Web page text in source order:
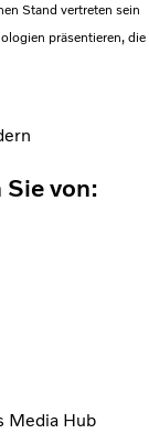
Stand vertreten sein
präsentieren, die
von:
Media Hub